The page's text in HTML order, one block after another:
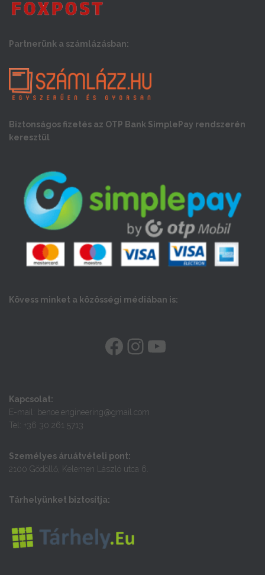
Partnerünk a számlázásban:
Biztonságos fizetés az OTP Bank SimplePay rendszerén
keresztül
Kövess minket a közösségi médiában is:
FACEBOOK INSTAGRAM
Kapcsolat:
E-mail: benoe.engineering@gmail.com
Tel: +36 30 261 5713
Személyes áruátvételi pont:
2100 Gödöllő, Kelemen László utca 6.
Tárhelyünket biztosítja: